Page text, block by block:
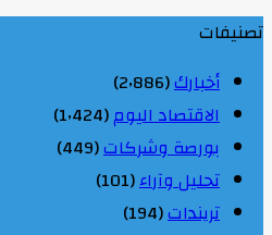
تصنيفات
أخبارك(2٬886)
الاقتصاد اليوم(1٬424)
بورصة وشركات(449)
تحليل وآراء(101)
تريندات(194)